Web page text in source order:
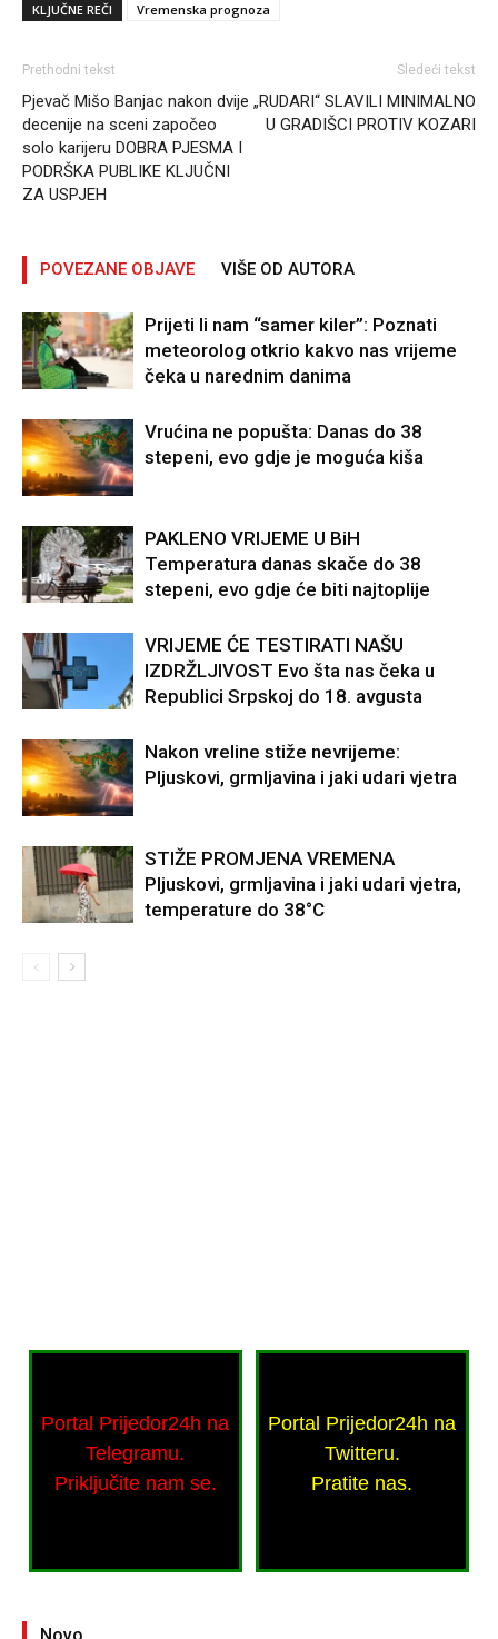
KLJUČNE REČI Vremenska prognoza
Prethodni tekst
Pjevač Mišo Banjac nakon dvije
decenije na sceni započeo
solo karijeru DOBRA PJESMA I
PODRŠKA PUBLIKE KLJUČNI
ZA USPJEH
Sledeći tekst
„RUDARI“ SLAVILI MINIMALNO
U GRADIŠCI PROTIV KOZARI
POVEZANE OBJAVE VIŠE OD AUTORA
Prijeti li nam “samer kiler”: Poznati
meteorolog otkrio kakvo nas vrijeme
čeka u narednim danima
Vrućina ne popušta: Danas do 38
stepeni, evo gdje je moguća kiša
PAKLENO VRIJEME U BiH
Temperatura danas skače do 38
stepeni, evo gdje će biti najtoplije
VRIJEME ĆE TESTIRATI NAŠU
IZDRŽLJIVOST Evo šta nas čeka u
Republici Srpskoj do 18. avgusta
Nakon vreline stiže nevrijeme:
Pljuskovi, grmljavina i jaki udari vjetra
STIŽE PROMJENA VREMENA
Pljuskovi, grmljavina i jaki udari vjetra,
temperature do 38°C
Portal Prijedor24h na
Telegramu.
Priključite nam se.
Portal Prijedor24h na
Twitteru.
Pratite nas.